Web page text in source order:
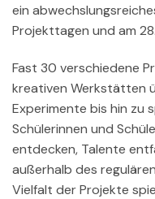
ein
Projekttagen und am
Fast 30 verschiedene
kreativen Werkstätten
Experimente bis hin zu
Schülerinnen und
entdecken, Talente
außerhalb des
Vielfalt der Projekte